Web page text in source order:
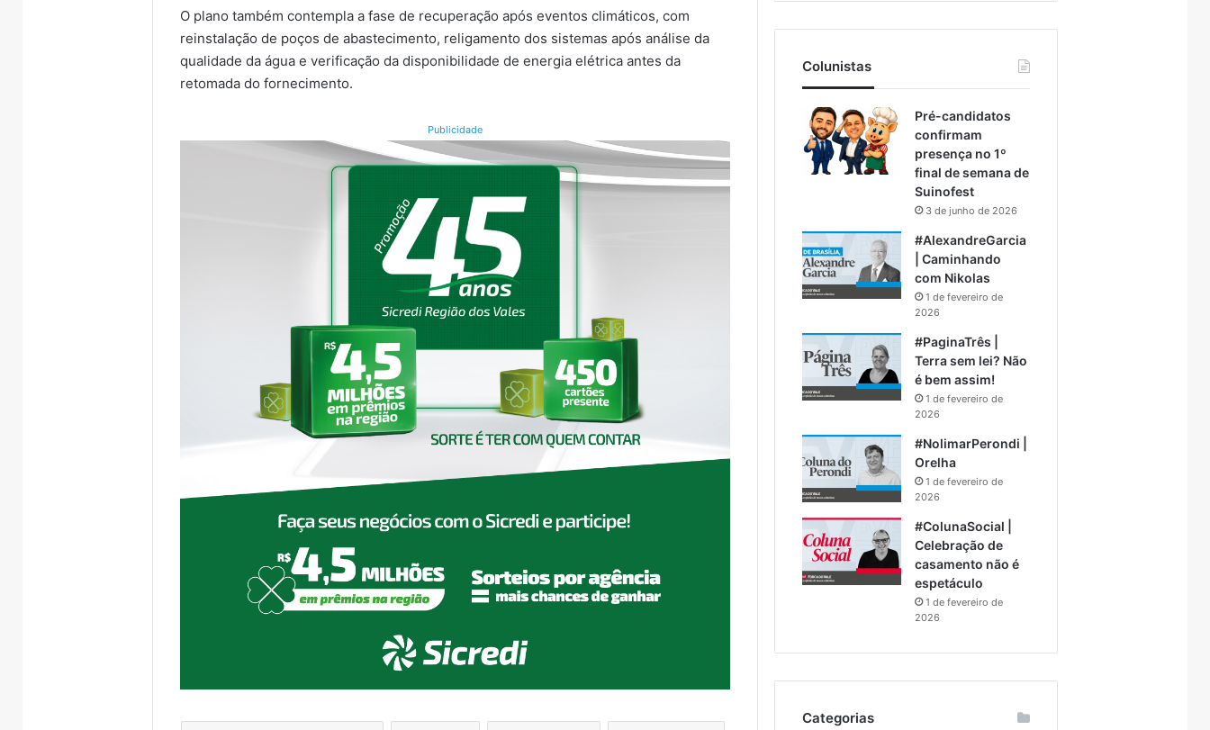
O plano também contempla a fase de recuperação após eventos climáticos, com
reinstalação de poços de abastecimento, religamento dos sistemas após análise da
qualidade da água e verificação da disponibilidade de energia elétrica antes da
retomada do fornecimento.
Publicidade
Colunistas
Pré-candidatos
confirmam
presença no 1º
final de semana de
Suinofest
3 de junho de 2026
#AlexandreGarcia
| Caminhando
com Nikolas
1 de fevereiro de
2026
#PaginaTrês |
Terra sem lei? Não
é bem assim!
1 de fevereiro de
2026
#NolimarPerondi |
Orelha
1 de fevereiro de
2026
#ColunaSocial |
Celebração de
casamento não é
espetáculo
1 de fevereiro de
2026
Categorias